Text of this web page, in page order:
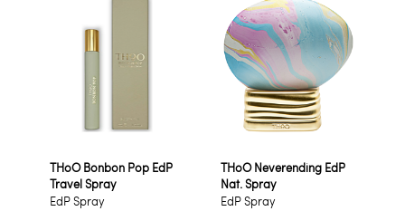
THoO Bonbon Pop EdP
Travel Spray
EdP Spray
THoO Neverending EdP
Nat. Spray
EdP Spray